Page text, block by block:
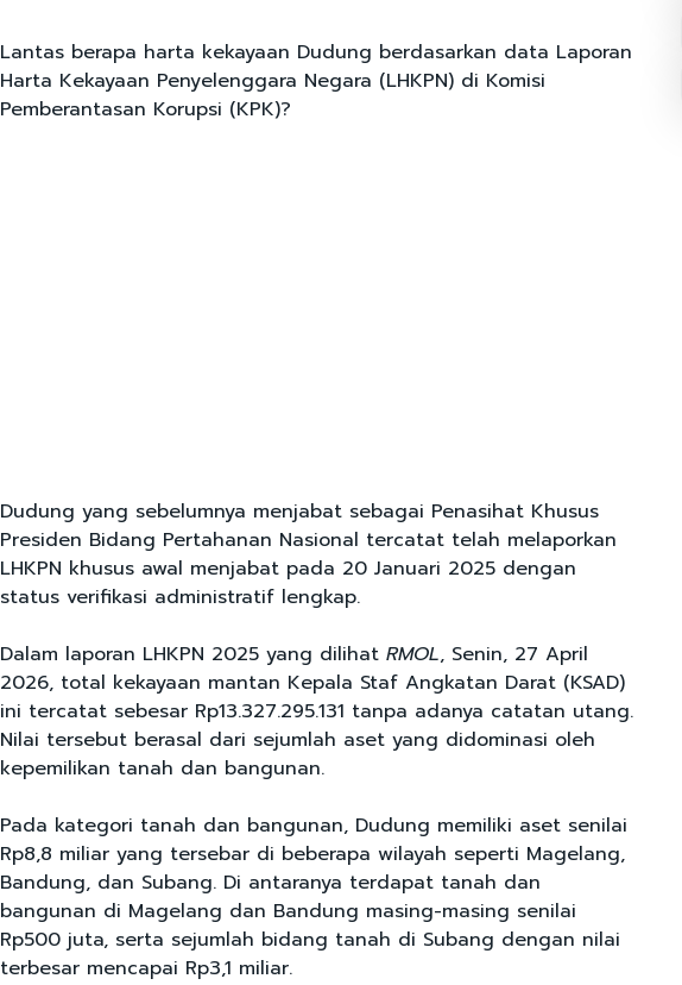
Lantas berapa harta kekayaan Dudung berdasarkan data Laporan
Harta Kekayaan Penyelenggara Negara (LHKPN) di Komisi
Pemberantasan Korupsi (KPK)?
Dudung yang sebelumnya menjabat sebagai Penasihat Khusus
Presiden Bidang Pertahanan Nasional tercatat telah melaporkan
LHKPN khusus awal menjabat pada 20 Januari 2025 dengan
status verifikasi administratif lengkap.
Dalam laporan LHKPN 2025 yang dilihat RMOL, Senin, 27 April
2026, total kekayaan mantan Kepala Staf Angkatan Darat (KSAD)
ini tercatat sebesar Rp13.327.295.131 tanpa adanya catatan utang.
Nilai tersebut berasal dari sejumlah aset yang didominasi oleh
kepemilikan tanah dan bangunan.
Pada kategori tanah dan bangunan, Dudung memiliki aset senilai
Rp8,8 miliar yang tersebar di beberapa wilayah seperti Magelang,
Bandung, dan Subang. Di antaranya terdapat tanah dan
bangunan di Magelang dan Bandung masing-masing senilai
Rp500 juta, serta sejumlah bidang tanah di Subang dengan nilai
terbesar mencapai Rp3,1 miliar.